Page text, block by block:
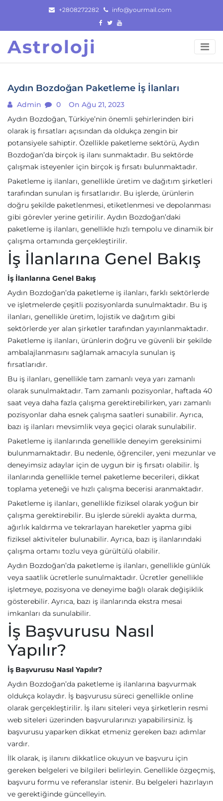
content
+2808272282 info@yourmail.com
Astroloji
Aydın Bozdoğan Paketleme İş İlanları
Admin 0
On Ağu 21, 2023
Aydın Bozdoğan, Türkiye’nin önemli şehirlerinden biri
olarak iş fırsatları açısından da oldukça zengin bir
potansiyele sahiptir. Özellikle paketleme sektörü, Aydın
Bozdoğan’da birçok iş ilanı sunmaktadır. Bu sektörde
çalışmak isteyenler için birçok iş fırsatı bulunmaktadır.
Paketleme iş ilanları, genellikle üretim ve dağıtım şirketleri
tarafından sunulan iş fırsatlarıdır. Bu işlerde, ürünlerin
doğru şekilde paketlenmesi, etiketlenmesi ve depolanması
gibi görevler yerine getirilir. Aydın Bozdoğan’daki
paketleme iş ilanları, genellikle hızlı tempolu ve dinamik bir
çalışma ortamında gerçekleştirilir.
İş İlanlarına Genel Bakış
İş İlanlarına Genel Bakış
Aydın Bozdoğan’da paketleme iş ilanları, farklı sektörlerde
ve işletmelerde çeşitli pozisyonlarda sunulmaktadır. Bu iş
ilanları, genellikle üretim, lojistik ve dağıtım gibi
sektörlerde yer alan şirketler tarafından yayınlanmaktadır.
Paketleme iş ilanları, ürünlerin doğru ve güvenli bir şekilde
ambalajlanmasını sağlamak amacıyla sunulan iş
fırsatlarıdır.
Bu iş ilanları, genellikle tam zamanlı veya yarı zamanlı
olarak sunulmaktadır. Tam zamanlı pozisyonlar, haftada 40
saat veya daha fazla çalışma gerektirebilirken, yarı zamanlı
pozisyonlar daha esnek çalışma saatleri sunabilir. Ayrıca,
bazı iş ilanları mevsimlik veya geçici olarak sunulabilir.
Paketleme iş ilanlarında genellikle deneyim gereksinimi
bulunmamaktadır. Bu nedenle, öğrenciler, yeni mezunlar ve
deneyimsiz adaylar için de uygun bir iş fırsatı olabilir. İş
ilanlarında genellikle temel paketleme becerileri, dikkat
toplama yeteneği ve hızlı çalışma becerisi aranmaktadır.
Paketleme iş ilanları, genellikle fiziksel olarak yoğun bir
çalışma gerektirebilir. Bu işlerde sürekli ayakta durma,
ağırlık kaldırma ve tekrarlayan hareketler yapma gibi
fiziksel aktiviteler bulunabilir. Ayrıca, bazı iş ilanlarındaki
çalışma ortamı tozlu veya gürültülü olabilir.
Aydın Bozdoğan’da paketleme iş ilanları, genellikle günlük
veya saatlik ücretlerle sunulmaktadır. Ücretler genellikle
işletmeye, pozisyona ve deneyime bağlı olarak değişiklik
gösterebilir. Ayrıca, bazı iş ilanlarında ekstra mesai
imkanları da sunulabilir.
İş Başvurusu Nasıl
Yapılır?
İş Başvurusu Nasıl Yapılır?
Aydın Bozdoğan’da paketleme iş ilanlarına başvurmak
oldukça kolaydır. İş başvurusu süreci genellikle online
olarak gerçekleştirilir. İş ilanı siteleri veya şirketlerin resmi
web siteleri üzerinden başvurularınızı yapabilirsiniz. İş
başvurusu yaparken dikkat etmeniz gereken bazı adımlar
vardır.
İlk olarak, iş ilanını dikkatlice okuyun ve başvuru için
gereken belgeleri ve bilgileri belirleyin. Genellikle özgeçmiş,
başvuru formu ve referanslar istenir. Bu belgeleri hazırlayın
ve gerektiğinde güncelleyin.